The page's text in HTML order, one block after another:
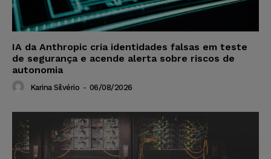
IA da Anthropic cria identidades falsas em teste
de segurança e acende alerta sobre riscos de
autonomia
Karina Silvério - 06/08/2026